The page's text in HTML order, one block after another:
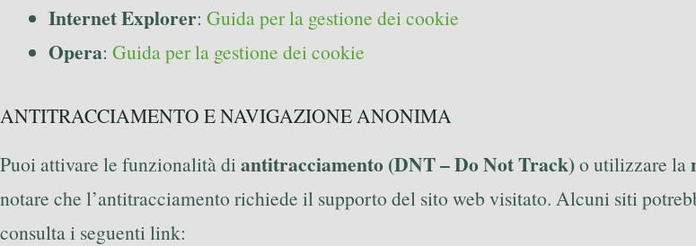
Internet Explorer: Guida per la gestione dei cookie
Opera: Guida per la gestione dei cookie
ANTITRACCIAMENTO E NAVIGAZIONE ANONIMA
Puoi attivare le funzionalità diantitracciamento (DNT – Do Not Track)o utilizzare la
notare che l’antitracciamento richiede il supporto del sito web visitato. Alcuni siti
consulta i seguenti link: